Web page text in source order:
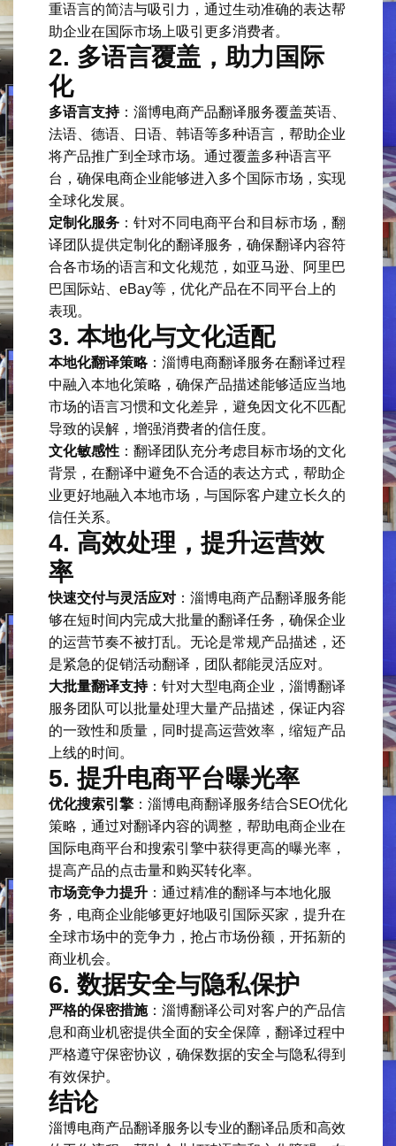
重语言的简洁与吸引力，通过生动准确的表达帮
助企业在国际市场上吸引更多消费者。
2. 多语言覆盖，助力国际
化
多语言支持：淄博电商产品翻译服务覆盖英语、
法语、德语、日语、韩语等多种语言，帮助企业
将产品推广到全球市场。通过覆盖多种语言平
台，确保电商企业能够进入多个国际市场，实现
全球化发展。
定制化服务 ：针对不同电商平台和目标市场，翻
译团队提供定制化的翻译服务，确保翻译内容符
合各市场的语言和文化规范，如亚马逊、阿里巴
巴国际站、eBay等，优化产品在不同平台上的
表现。
3. 本地化与文化适配
本地化翻译策略：淄博电商翻译服务在翻译过程
中融入本地化策略，确保产品描述能够适应当地
市场的语言习惯和文化差异，避免因文化不匹配
导致的误解，增强消费者的信任度。
文化敏感性 ：翻译团队充分考虑目标市场的文化
背景，在翻译中避免不合适的表达方式，帮助企
业更好地融入本地市场，与国际客户建立长久的
信任关系。
4. 高效处理，提升运营效
率
快速交付与灵活应对 ：淄博电商产品翻译服务能
够在短时间内完成大批量的翻译任务，确保企业
的运营节奏不被打乱。无论是常规产品描述，还
是紧急的促销活动翻译，团队都能灵活应对。
大批量翻译支持：针对大型电商企业，淄博翻译
服务团队可以批量处理大量产品描述，保证内容
的一致性和质量，同时提高运营效率，缩短产品
上线的时间。
5.提升电商平台曝光率
优化搜索引擎 ：淄博电商翻译服务结合SEO优化
策略，通过对翻译内容的调整，帮助电商企业在
国际电商平台和搜索引擎中获得更高的曝光率，
提高产品的点击量和购买转化率。
市场竞争力提升 ：通过精准的翻译与本地化服
务，电商企业能够更好地吸引国际买家，提升在
全球市场中的竞争力，抢占市场份额，开拓新的
商业机会。
6. 数据安全与隐私保护
严格的保密措施：淄博翻译公司对客户的产品信
息和商业机密提供全面的安全保障，翻译过程中
严格遵守保密协议，确保数据的安全与隐私得到
有效保护。
结论
淄博电商产品翻译服务以专业的翻译品质和高效